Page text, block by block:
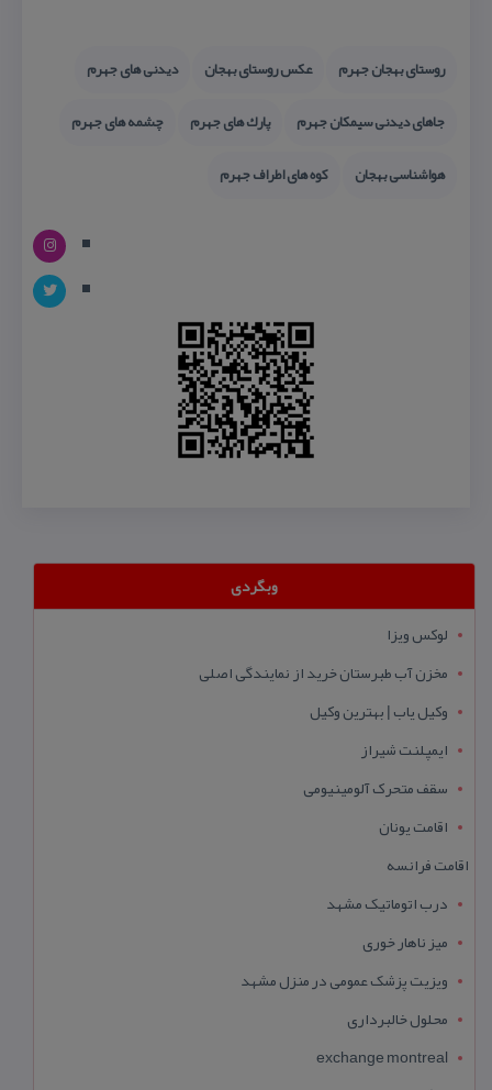
روستای بهجان جهرم عكس روستای بهجان
دیدنی های جهرم
جاهای دیدنی سیمكان جهرم
پارك های جهرم
چشمه های جهرم
هواشناسی بهجان
كوه های اطراف جهرم
وبگردی
لوکس ویزا
مخزن آب طبرستان خرید از نمایندگی اصلی
وکیل یاب | بهترین وکیل
ایمپلنت شیراز
سقف متحرک آلومینیومی
اقامت یونان
اقامت فرانسه
درب اتوماتیک مشهد
میز ناهار خوری
ویزیت پزشک عمومی در منزل مشهد
محلول خالبرداری
exchange montreal